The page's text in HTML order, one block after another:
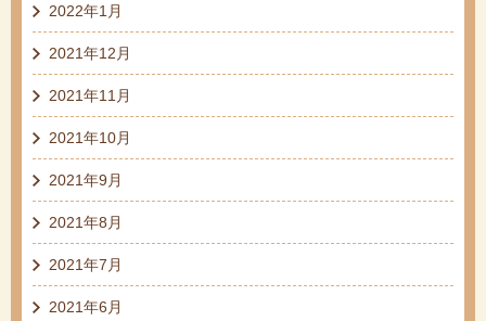
2022年1月
2021年12月
2021年11月
2021年10月
2021年9月
2021年8月
2021年7月
2021年6月